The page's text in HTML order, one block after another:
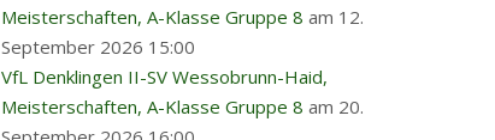
Meisterschaften, A-Klasse Gruppe 8 am 12.
September 2026 15:00
VfL Denklingen II-SV Wessobrunn-Haid,
Meisterschaften, A-Klasse Gruppe 8 am 20.